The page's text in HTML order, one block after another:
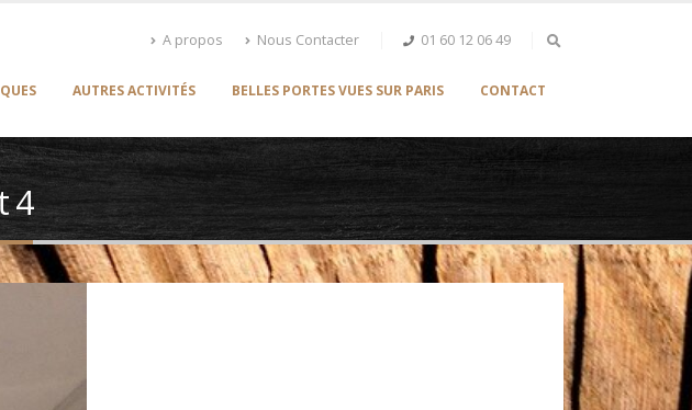
A propos Nous Contacter 01 60 12 06 49
AUTRES ACTIVITÉS BELLES PORTES VUES SUR PARIS CONTACT
4